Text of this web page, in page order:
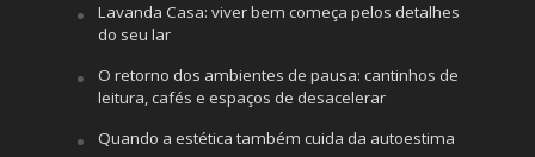
Lavanda Casa: viver bem começa pelos detalhes
do seu lar
O retorno dos ambientes de pausa: cantinhos de
leitura, cafés e espaços de desacelerar
Quando a estética também cuida da autoestima